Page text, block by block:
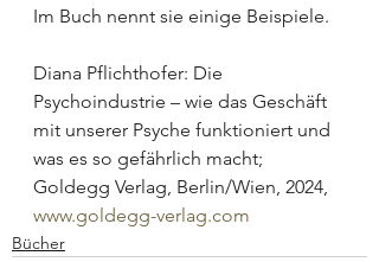
Im Buch nennt sie einige Beispiele.
Diana Pflichthofer: Die
Psychoindustrie – wie das Geschäft
mit unserer Psyche funktioniert und
was es so gefährlich macht;
Goldegg Verlag, Berlin/Wien, 2024,
www.goldegg-verlag.com
Bücher